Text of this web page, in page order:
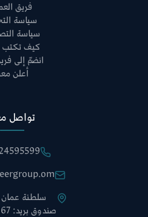
فريق
سياسة
سياسة
كيف تكتب
انضمّ إلى
أعلن
تواصل
سلطنة
صندوق بريد: 2167، الرمز: 111